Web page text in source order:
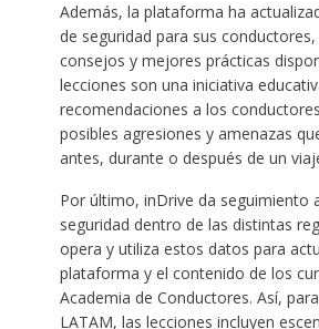
Además, la plataforma ha
de seguridad para sus
consejos y mejores prácticas
lecciones son una iniciativa
recomendaciones a los
posibles agresiones y amenazas
antes, durante o después de un
Por último, inDrive da seguimiento
seguridad dentro de las distintas
opera y utiliza estos datos para
plataforma y el contenido de los
Academia de Conductores. Así,
LATAM, las lecciones incluyen